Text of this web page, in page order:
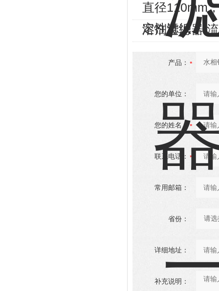
直径110mm
定性滤纸
溶剂过滤器/
产品：
您的单位：
您的姓名：
联系电话：
常用邮箱：
省份：
详细地址：
补充说明：